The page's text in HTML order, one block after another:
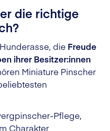
die richtige
die Freude
ihrer Besitzer:innen
Miniature Pinscher
Pflege,
Charakter